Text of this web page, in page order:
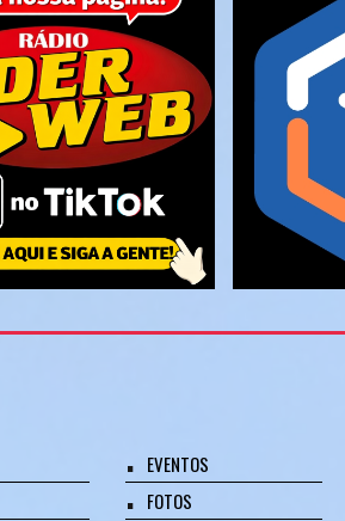
EVENTOS
FOTOS